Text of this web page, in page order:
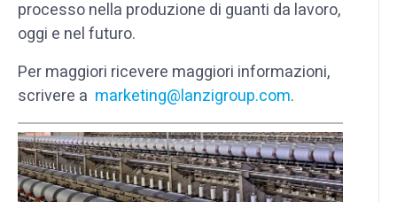
processo nella produzione di guanti da lavoro,
oggi e nel futuro.
Per maggiori ricevere maggiori informazioni,
scrivere a marketing@lanzigroup.com.